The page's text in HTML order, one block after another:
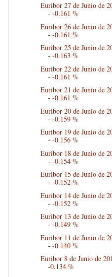
Euribor 27 de Junio de
- -0.161 %
Euribor 26 de Junio de
- -0.161 %
Euribor 25 de Junio de
- -0.163 %
Euribor 22 de Junio de
- -0.161 %
Euribor 21 de Junio de
- -0.161 %
Euribor 20 de Junio de
- -0.159 %
Euribor 19 de Junio de
- -0.156 %
Euribor 18 de Junio de
- -0.154 %
Euribor 15 de Junio de
- -0.152 %
Euribor 14 de Junio de
- -0.152 %
Euribor 13 de Junio de
- -0.149 %
Euribor 11 de Junio de
- -0.140 %
Euribor 8 de Junio de
-0.134 %